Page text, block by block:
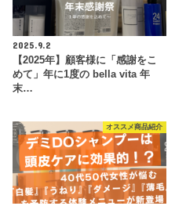
2025.9.2
【2025年】顧客様に「感謝をこ
めて」年に1度の bella vita 年
末…
オススメ商品紹介